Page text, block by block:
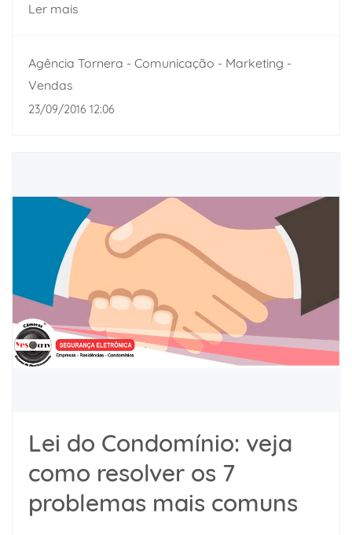
Ler mais
Agência Tornera - Comunicação - Marketing -
Vendas
23/09/2016 12:06
Lei do Condomínio: veja
como resolver os 7
problemas mais comuns